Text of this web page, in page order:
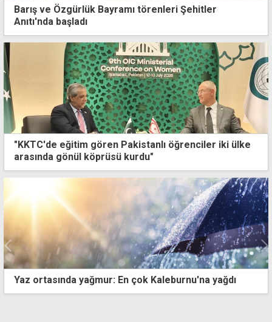
Barış ve Özgürlük Bayramı törenleri Şehitler
Anıtı'nda başladı
"KKTC'de eğitim gören Pakistanlı öğrenciler iki ülke
arasında gönül köprüsü kurdu"
İzinsiz gamini yaktı, çevreyi kirletti